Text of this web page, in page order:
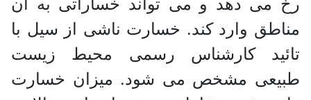
مناطق وارد کند. خسارت ناشی از سیل با
تائید کارشناس رسمی محیط زیست
طبیعی مشخص می شود. میزان خسارت